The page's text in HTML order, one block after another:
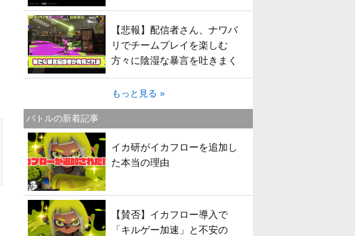
【悲報】配信者さん、ナワバ
リでチームプレイを楽しむ
方々に陰湿な暴言を吐きまく
ってしまう
もっと見る »
バトルの新着記事
イカ研がイカフローを追加し
た本当の理由
【賛否】イカフロー導入で
「キルゲー加速」と不安の